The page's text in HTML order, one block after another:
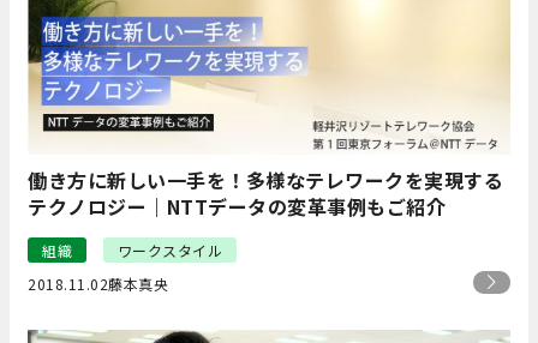
働き方に新しい一手を！多様なテレワークを実現する
テクノロジー｜NTTデータの変革事例もご紹介
組織
ワークスタイル
2018.11.02藤本真央